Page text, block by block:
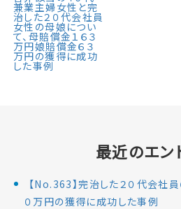
兼業主婦女性と完
治した２０代会社員
女性の母娘につい
て、母賠償金１６３
万円娘賠償金６３
万円の獲得に成功
した事例
最近のエン
【No.363】完治した２０代会社
０万円の獲得に成功した事例